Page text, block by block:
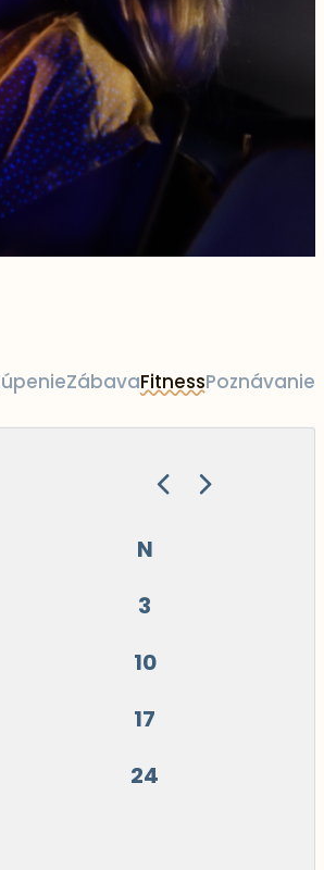
ZábavaFitnessPoznávanie
N
3
10
17
24